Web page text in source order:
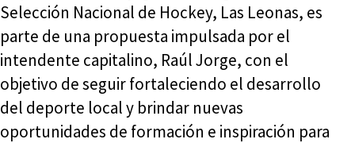
Selección Nacional de Hockey, Las Leonas, es
parte de una propuesta impulsada por el
intendente capitalino, Raúl Jorge, con el
objetivo de seguir fortaleciendo el desarrollo
del deporte local y brindar nuevas
oportunidades de formación e inspiración para